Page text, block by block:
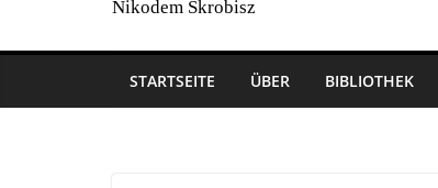
Nikodem Skrobisz
STARTSEITE ÜBER BIBLIOTHEK